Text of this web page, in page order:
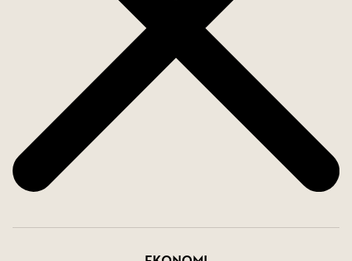
motoriserade persienner, - allt sammantaget för
att skapa en fantastisk livsupplevelse!
Lägenheterna har 2 eller 3 sovrum samt 2 badrum.
Kontakta SkandiaMäklarna Fuengirola för mer
information om dessa lyxiga bostäder!